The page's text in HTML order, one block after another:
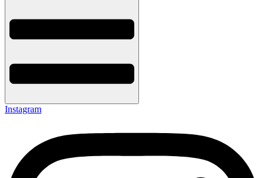
Instagram